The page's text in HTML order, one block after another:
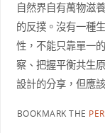
自然界自有萬物滋
的反撲。沒有一種
性，不能只靠單一
察、把握平衡共生
設計的分享，但應
BOOKMARK THE